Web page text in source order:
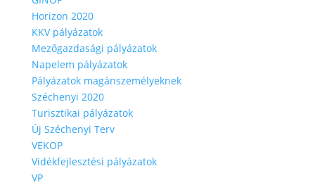
Horizon 2020
KKV pályázatok
Mezőgazdasági pályázatok
Napelem pályázatok
Pályázatok magánszemélyeknek
Széchenyi 2020
Turisztikai pályázatok
Új Széchenyi Terv
VEKOP
Vidékfejlesztési pályázatok
VP